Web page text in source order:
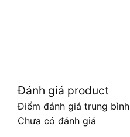
Đánh giá product
Điểm đánh giá trung bình
Chưa có đánh giá